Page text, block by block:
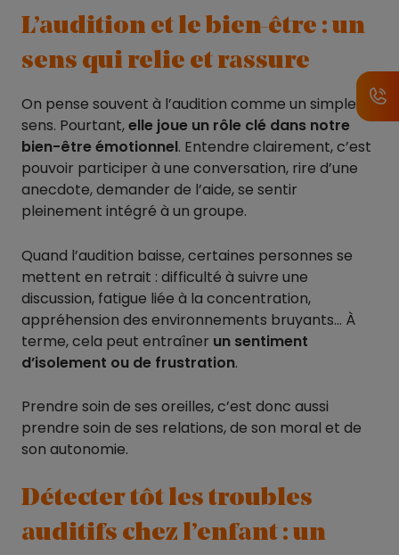
L’audition et le bien-être : un
sens qui relie et rassure
On pense souvent à l’audition comme un simple
sens. Pourtant,elle joue un rôle clé dans notre
bien-être émotionnel. Entendre clairement, c’est
pouvoir participer à une conversation, rire d’une
anecdote, demander de l’aide, se sentir
pleinement intégré à un groupe.
Quand l’audition baisse, certaines personnes se
mettent en retrait : difficulté à suivre une
discussion, fatigue liée à la concentration,
appréhension des environnements bruyants… À
terme, cela peut entraîner un sentiment
d’isolement ou de frustration.
Prendre soin de ses oreilles, c’est donc aussi
prendre soin de ses relations, de son moral et de
son autonomie.
Détecter tôt les troubles
auditifs chez l’enfant : un